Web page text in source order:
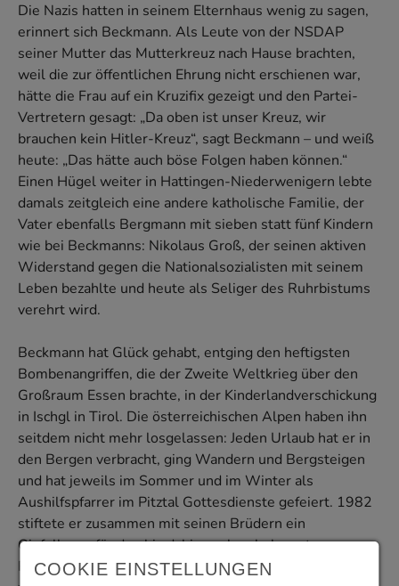
Die Nazis hatten in seinem Elternhaus wenig zu sagen,
erinnert sich Beckmann. Als Leute von der NSDAP
seiner Mutter das Mutterkreuz nach Hause brachten,
weil die zur öffentlichen Ehrung nicht erschienen war,
hätte die Frau auf ein Kruzifix gezeigt und den Partei-
Vertretern gesagt: „Da oben ist unser Kreuz, wir
brauchen kein Hitler-Kreuz“, sagt Beckmann – und weiß
heute: „Das hätte auch böse Folgen haben können.“
Einen Hügel weiter in Hattingen-Niederwenigern lebte
damals zeitgleich eine andere katholische Familie, der
Vater ebenfalls Bergmann mit sieben statt fünf Kindern
wie bei Beckmanns: Nikolaus Groß, der seinen aktiven
Widerstand gegen die Nationalsozialisten mit seinem
Leben bezahlte und heute als Seliger des Ruhrbistums
verehrt wird.
Beckmann hat Glück gehabt, entging den heftigsten
Bombenangriffen, die der Zweite Weltkrieg über den
Großraum Essen brachte, in der Kinderlandverschickung
in Ischgl in Tirol. Die österreichischen Alpen haben ihn
seitdem nicht mehr losgelassen: Jeden Urlaub hat er in
den Bergen verbracht, ging Wandern und Bergsteigen
und hat jeweils im Sommer und im Winter als
Aushilfspfarrer im Pitztal Gottesdienste gefeiert. 1982
stiftete er zusammen mit seinen Brüdern ein
Gipfelkreuz für den bis dahin noch unbekreuzten
Parstleskogel in 2741 Metern Höhe. „Jedes Jahr haben
COOKIE EINSTELLUNGEN